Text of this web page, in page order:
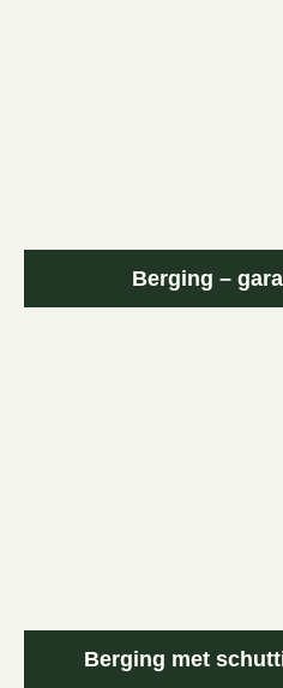
Berging –
Berging met